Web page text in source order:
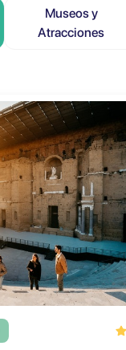
Museos y
Atracciones